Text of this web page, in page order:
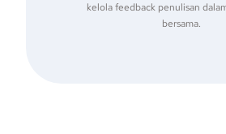
kelola feedback penulisan
bersama.